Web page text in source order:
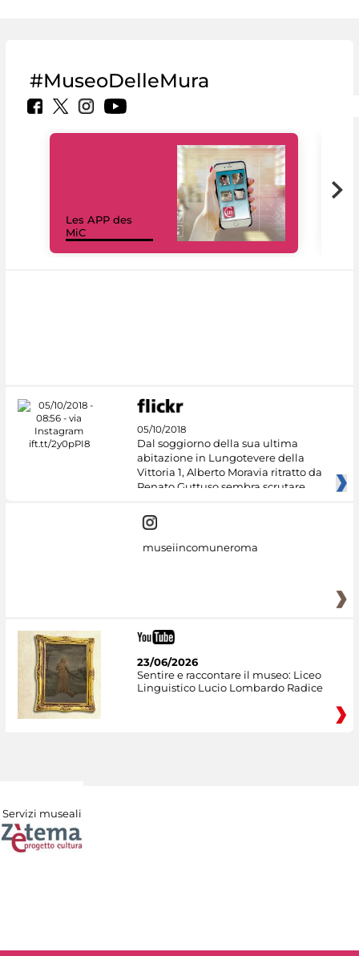
#MuseoDelleMura
Les APP des
MiC
05/10/2018
Dal soggiorno della sua ultima
abitazione in Lungotevere della
Vittoria 1, Alberto Moravia ritratto da
Renato Guttuso sembra scrutare
museiincomuneroma
23/06/2026
Sentire e raccontare il museo: Liceo
Linguistico Lucio Lombardo Radice
Servizi museali